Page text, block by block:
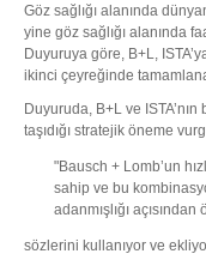
Göz sağlığı alanında
yine göz sağlığı alanında
Duyuruya göre, B+L,
ikinci çeyreğinde
Duyuruda, B+L ve
taşıdığı stratejik öneme
"Bausch + Lomb’un
sahip ve bu
adanmışlığı
sözlerini kullanıyor ve